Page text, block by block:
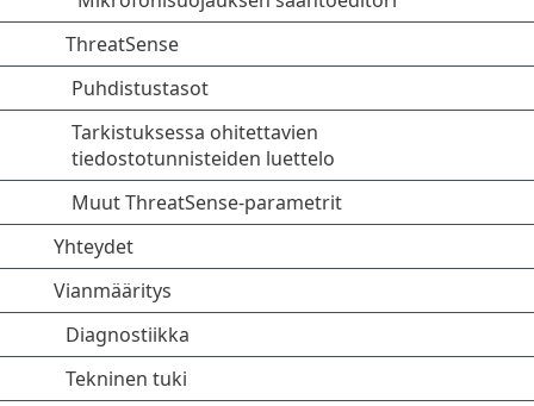
ThreatSense
Puhdistustasot
Tarkistuksessa ohitettavien
tiedostotunnisteiden luettelo
Muut ThreatSense-parametrit
Yhteydet
Vianmääritys
Diagnostiikka
Tekninen tuki